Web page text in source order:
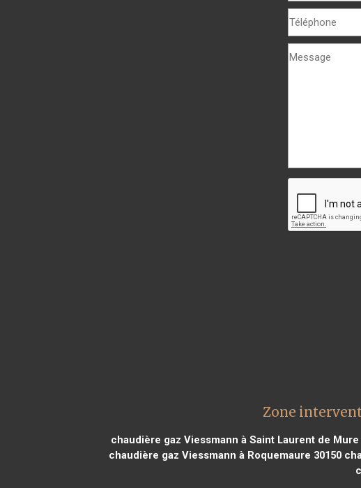
Zone
chaudière gaz Viessmann à Saint Laurent de Mure
chaudière gaz Viessmann à Roquemaure 30150